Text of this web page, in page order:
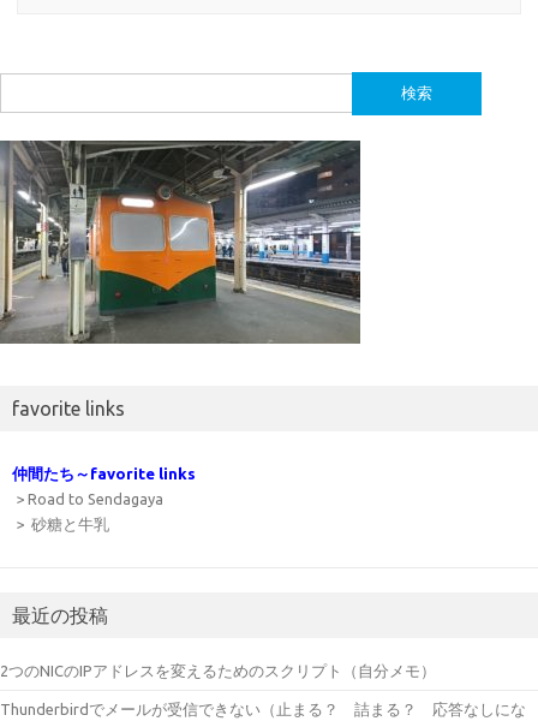
索:
favorite links
仲間たち～favorite links
> Road to Sendagaya
> 砂糖と牛乳
最近の投稿
2つのNICのIPアドレスを変えるためのスクリプト（自分メモ）
Thunderbirdでメールが受信できない（止まる？ 詰まる？ 応答なしにな